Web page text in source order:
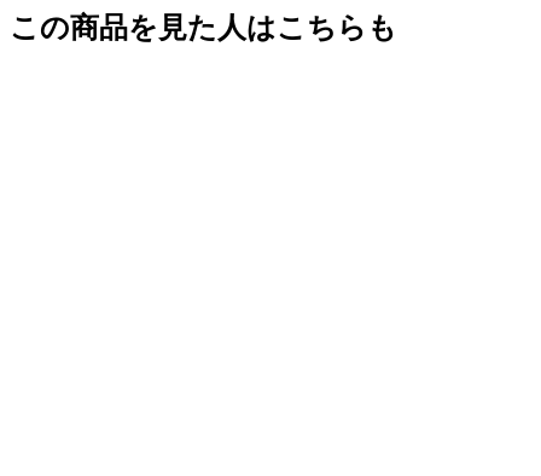
この商品を見た人はこちらも